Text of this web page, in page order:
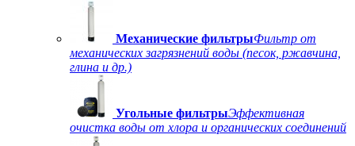
Механические фильтрыФильтр от
механических загрязнений воды (песок, ржавчина,
глина и др.)
Угольные фильтрыЭффективная
очистка воды от хлора и органических соединений